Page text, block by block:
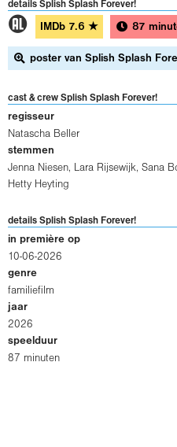
details Splish Splash Forever!
1 IMDb 7.6 ★ 87
poster van Splish Splash
cast & crew Splish Splash Forever!
regisseur
Natascha Beller
stemmen
Jenna Niesen, Lara Rijsewijk, Sana
Hetty Heyting
details Splish Splash Forever!
in première op
10-06-2026
genre
familiefilm
jaar
2026
speelduur
87 minuten